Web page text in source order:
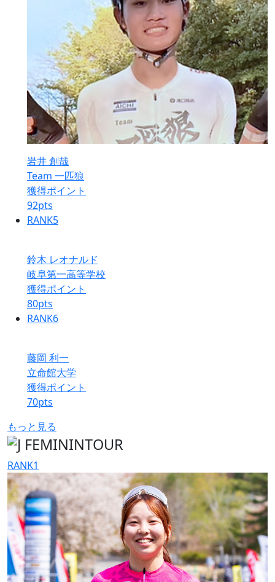
岩井 創哉
Team 一匹狼
獲得ポイント
92pts
RANK5
鈴木 レオナルド
岐阜第一高等学校
獲得ポイント
80pts
RANK6
藤岡 利一
立命館大学
獲得ポイント
70pts
もっと見る
RANK1